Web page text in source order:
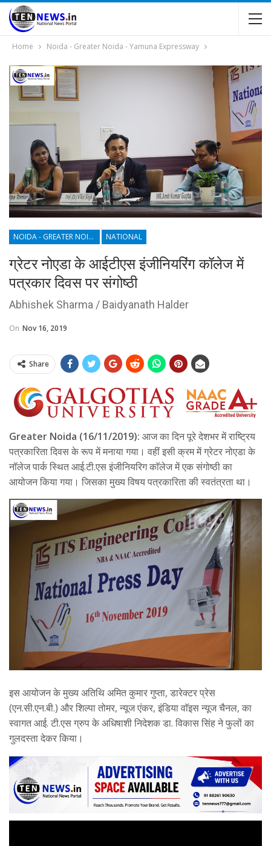
Home Noida - Greater Noida - Yamuna Expressway
NOIDA - GREATER NOIDA - YAMUNA EXPRESSWAY NATIONAL
ग्रेटर नोएडा के आईटीएस इंजीनियरिंग कॉलेज में
पत्रकार दिवस पर संगोष्ठी
Abhishek Sharma / Baidyanath Halder
On Nov 16, 2019
Share
Greater Noida (16/11/2019): आज का दिन पूरे देशभर में राष्ट्रिय
पत्रकारिता दिवस के रूप में मनाया गया। वहीं इसी क्रम में ग्रेटर नोएडा के
नॉलेज पार्क स्थित आई.टी.एस इंजीनियरिग काॅलेज में एक संगोष्ठी का
आयोजन किया गया। जिसका मुख्य विषय पत्रकारिता की स्वतंत्रता था।
इस आयोजन के मुख्य अतिथि अमित कुमार गुप्ता, डारेक्टर प्रेस
(एन.सी.एन.बी.) और शिल्पा तोमर, न्यूज एंकर, इंडिया वाॅइस न्यूज चैनल, का
स्वागत आई. टी.एस ग्रुप के अधिषाशी निदेशक डा. विकास सिंह ने फुलों का
गुलदस्ता देकर किया।